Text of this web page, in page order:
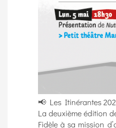
📢 Les Itinérantes
La deuxième édition
Fidèle à sa mission